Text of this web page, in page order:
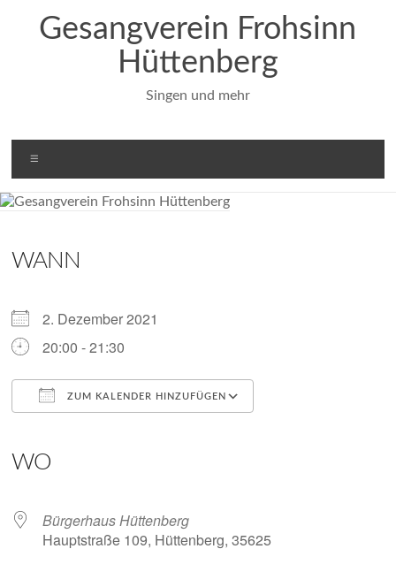
springenGesangverein Frohsinn
Hüttenberg
Singen und mehr
WANN
2. Dezember 2021
20:00 - 21:30
ZUM KALENDER HINZUFÜGEN
WO
Bürgerhaus Hüttenberg
Hauptstraße 109, Hüttenberg, 35625